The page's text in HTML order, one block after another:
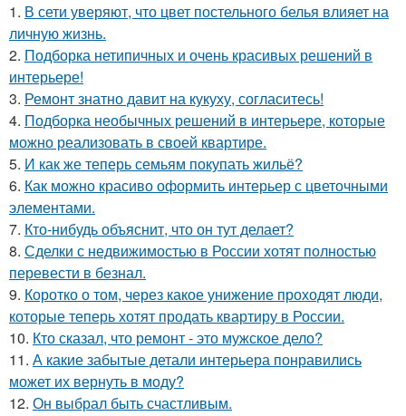
1. В сети уверяют, что цвет постельного белья влияет на
личную жизнь.
2. Подборка нетипичных и очень красивых решений в
интерьере!
3. Ремонт знатно давит на кукуху, согласитесь!
4. Подборка необычных решений в интерьере, которые
можно реализовать в своей квартире.
5. И как же теперь семьям покупать жильё?
6. Как можно красиво оформить интерьер с цветочными
элементами.
7. Кто-нибудь объяснит, что он тут делает?
8. Сделки с недвижимостью в России хотят полностью
перевести в безнал.
9. Коротко о том, через какое унижение проходят люди,
которые теперь хотят продать квартиру в России.
10. Кто сказал, что ремонт - это мужское дело?
11. А какие забытые детали интерьера понравились
может их вернуть в моду?
12. Он выбрал быть счастливым.